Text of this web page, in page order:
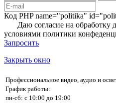
Код PHPname="politika"
Даю согласие на обработку
условиями политики
Запросить
Закрыть окно
Профессиональное видео, аудио и
График работы:
пн-сб: с 10:00 до 19:00